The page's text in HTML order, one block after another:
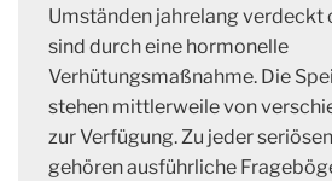
Umständen jahrelang
sind durch eine hormonelle
Verhütungsmaßnahme. Die
stehen mittlerweile von
zur Verfügung. Zu jeder
gehören ausführliche